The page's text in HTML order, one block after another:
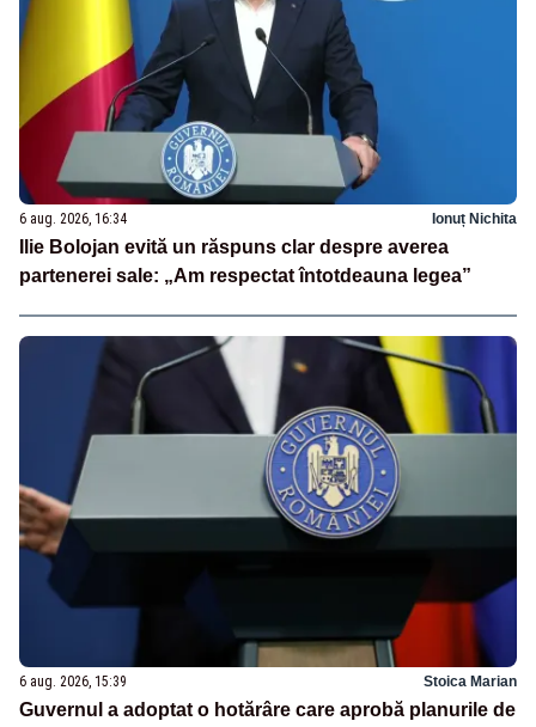
6 aug. 2026, 16:34 Ionuț Nichita
Ilie Bolojan evită un răspuns clar despre averea
partenerei sale: „Am respectat întotdeauna legea”
6 aug. 2026, 15:39 Stoica Marian
Guvernul a adoptat o hotărâre care aprobă planurile de